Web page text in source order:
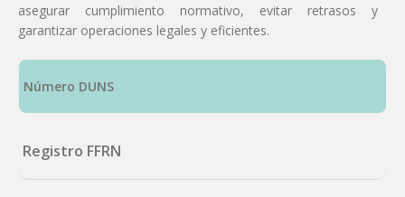
asegurar cumplimiento normativo, evitar retrasos y
garantizar operaciones legales y eficientes.
Número DUNS
Registro FFRN